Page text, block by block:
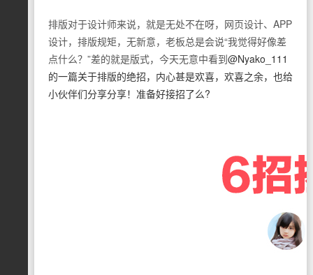
排版对于设计师来说，就是无处不在呀，网页设计、APP
设计，排版规矩，无新意，老板总是会说“我觉得好像差
点什么？”差的就是版式，今天无意中看到@Nyako_111
的一篇关于排版的绝招，内心甚是欢喜，欢喜之余，也给
小伙伴们分享分享！准备好接招了么?